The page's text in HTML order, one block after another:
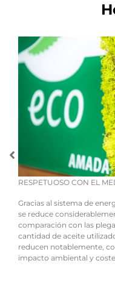
RESPETUOSO CON EL
Gracias al sistema de
se reduce
comparación con las
cantidad de aceite
reducen notablemente,
impacto ambiental y